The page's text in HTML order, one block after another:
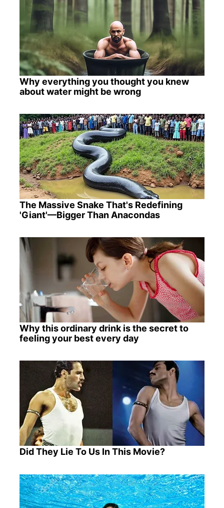
Why everything you thought you knew
about water might be wrong
The Massive Snake That's Redefining
'Giant'—Bigger Than Anacondas
Why this ordinary drink is the secret to
feeling your best every day
Did They Lie To Us In This Movie?